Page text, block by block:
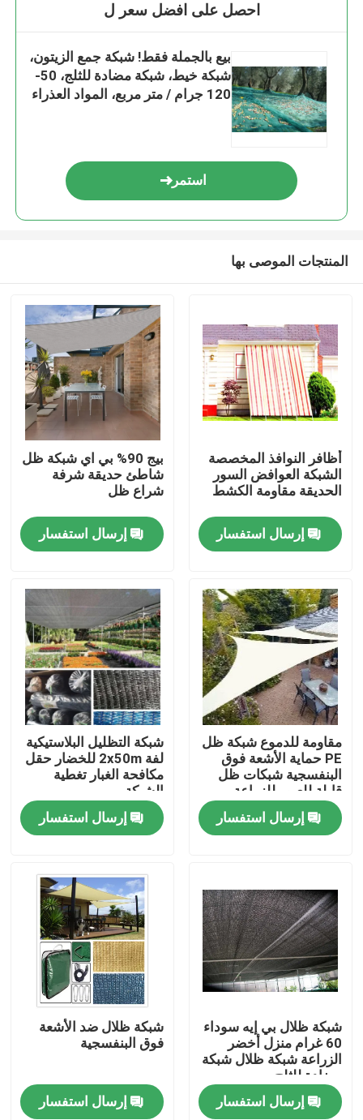
منزل
المنتجات
حول بنا
ضبط الجودة
طلب اقتباس
Russian website
شاشة النافذة
شبكة ظلال PE
احصل على افضل سعر ل
بيع بالجملة فقط! شبكة جمع الزيتون،
شبكة خيط، شبكة مضادة للثلج، 50-
120 جرام / متر مربع، المواد العذراء
استمر
المنتجات الموصى بها
أظافر النوافذ المخصصة
الشبكة العوافض السور
الحديقة مقاومة الكشط
إرسال استفسار
بيج 90% بي اي شبكة ظل
شاطئ حديقة شرفة
شراع ظل
إرسال استفسار
مقاومة للدموع شبكة ظل
PE حماية الأشعة فوق
البنفسجية شبكات ظل
قابلة للعبور للزراعة
إرسال استفسار
شبكة التظليل البلاستيكية
لفة 2x50m للخضار حقل
مكافحة الغبار تغطية
الشبكة
إرسال استفسار
شبكة ظلال بي إيه سوداء
60 غرام منزل أخضر
الزراعة شبكة ظلال شبكة
مضادة للثلج
إرسال استفسار
شبكة ظلال ضد الأشعة
فوق البنفسجية
إرسال استفسار